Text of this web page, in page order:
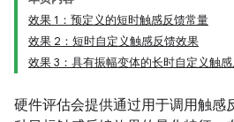
效果 1：预定义的短时触感反馈常量
效果 2：短时自定义触感反馈效果
效果 3：具有振幅变体的长时自定义触
硬件评估会提供通过用于调用触感